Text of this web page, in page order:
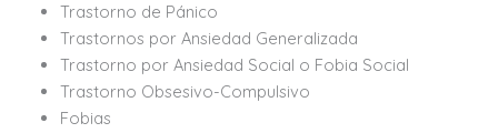
Trastorno de Pánico
Trastornos por Ansiedad Generalizada
Trastorno por Ansiedad Social o Fobia Social
Trastorno Obsesivo-Compulsivo
Fobias